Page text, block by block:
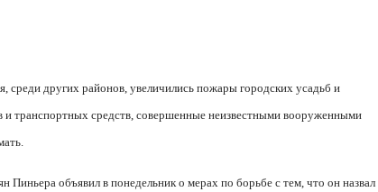
других районов, увеличились пожары городских усадьб и
и транспортных средств, совершенные неизвестными вооруженными
Пиньера объявил в понедельник о мерах по борьбе с тем, что он назвал